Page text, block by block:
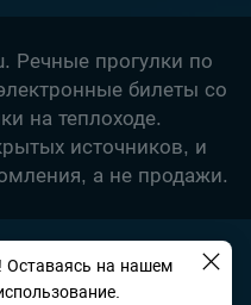
Речные прогулки по
билеты со
на теплоходе.
источников, и
а не продажи.
! Оставаясь на нашем